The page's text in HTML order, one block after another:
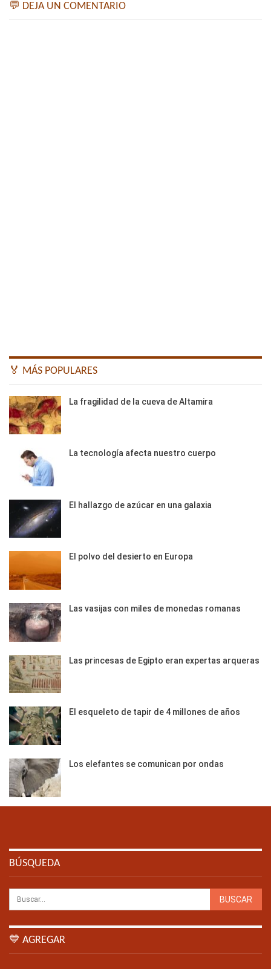
💬 DEJA UN COMENTARIO
🏅 MÁS POPULARES
La fragilidad de la cueva de Altamira
La tecnología afecta nuestro cuerpo
El hallazgo de azúcar en una galaxia
El polvo del desierto en Europa
Las vasijas con miles de monedas romanas
Las princesas de Egipto eran expertas arqueras
El esqueleto de tapir de 4 millones de años
Los elefantes se comunican por ondas
BÚSQUEDA
💙 AGREGAR